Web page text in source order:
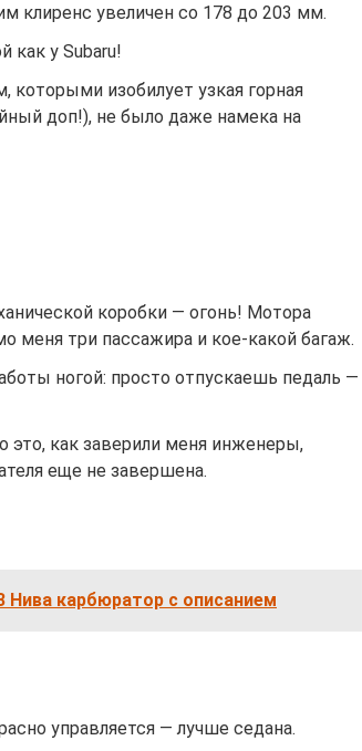
клиренс увеличен со 178 до 203 мм.
как у Subaru!
которыми изобилует узкая горная
доп!), не было даже намека на
коробки — огонь! Мотора
меня три пассажира и кое-какой багаж.
ногой: просто отпускаешь педаль —
это, как заверили меня инженеры,
еще не завершена.
Нива карбюратор с описанием
управляется — лучше седана.